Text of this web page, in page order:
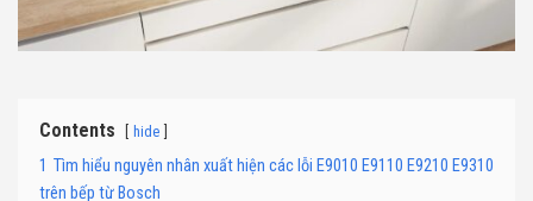
Contents hide
1 Tìm hiểu nguyên nhân xuất hiện các lỗi E9010 E9110 E9210 E9310
trên bếp từ Bosch